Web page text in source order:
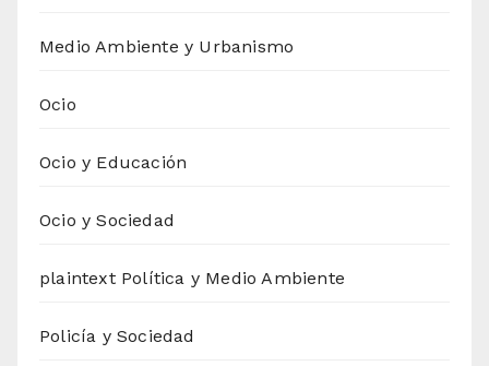
Medio Ambiente y Urbanismo
Ocio
Ocio y Educación
Ocio y Sociedad
plaintext Política y Medio Ambiente
Policía y Sociedad